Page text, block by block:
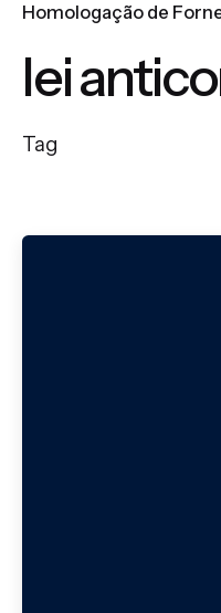
Homologação de
lei
Tag